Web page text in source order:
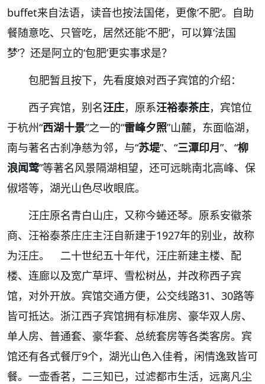
buffet来自法语，读音也按法国佬，更像‘不肥’。自助
餐随意吃、只管吃，居然还能‘不肥’，可以算‘法国
梦’？还是阿立的‘包肥’更实事求是？
包肥暂且按下，先看度娘对西子宾馆的介绍：
西子宾馆，别名汪庄，原系汪裕泰茶庄，宾馆位
于杭州“西湖十景”之一的“雷峰夕照”山麓，东面临湖，
南与著名古刹净慈为邻，与“苏堤”、“三潭印月”、“柳
浪闻莺”等著名风景隔湖相望，还可远眺南北高峰、 保
俶塔等，湖光山色尽收眼底。
汪庄原名青白山庄，又称今蜷还琴。原系安徽茶
商、 汪裕泰茶庄庄主汪自新建于1927年的别业，故称
为汪庄。 二十世纪五十年代，汪庄新建主楼、 配
楼、 连廊以及宽广草坪、 雪松树丛，并改称西子宾
馆，对外开放。宾馆交通方便，公交线路31、 30路等
皆可抵达。 浙江西子宾馆拥有标准房、豪华双人房、
单人房、普通套、豪华套、 总统套房等各类客房。宾
馆还有各式餐厅9个，湖光山色入佳肴，闲情逸致皆可
餐。一壶香茗，二三知已，过滤都市生活，远离凡尘